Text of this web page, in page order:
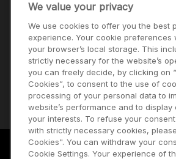
CONTACTO
Carreras
Inversores
Noticias
Proveedores
We value your privacy
We use cookies to offer you the best
experience. Your cookie preferences
your browser’s local storage. This
strictly necessary for the website’s
you can freely decide, by clicking on
Cookies”, to consent to the use of
processing of your personal data to
website’s performance and to
your interests. To refuse your
with strictly necessary cookies,
Cookies". You can withdraw your
Cookie Settings. Your experience of